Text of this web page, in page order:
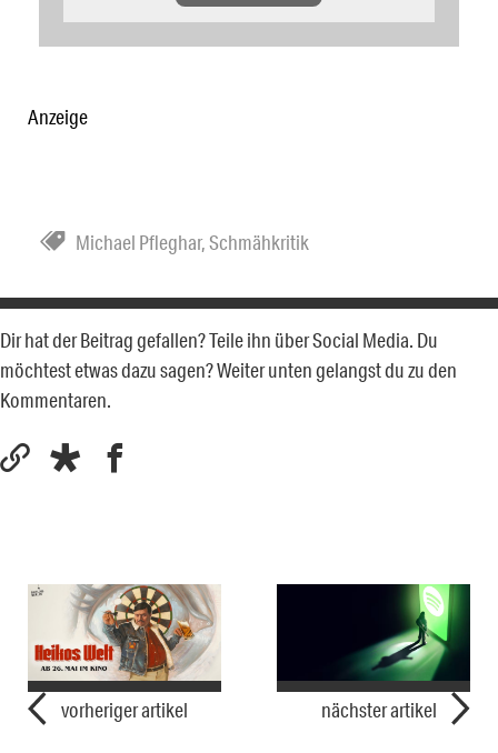
Anzeige
Michael Pfleghar,Schmähkritik
Dir hat der Beitrag gefallen? Teile ihn über Social Media. Du
möchtest etwas dazu sagen? Weiter unten gelangst du zu den
Kommentaren.
vorheriger artikel nächster artikel